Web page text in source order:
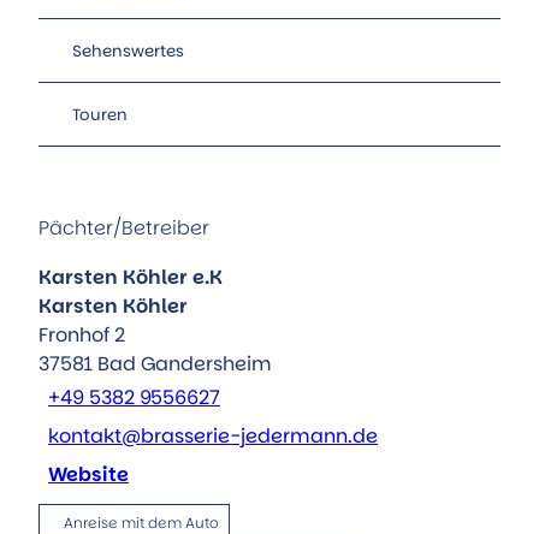
Sehenswertes
Touren
Pächter/Betreiber
Karsten Köhler e.K
Karsten Köhler
Fronhof 2
37581 Bad Gandersheim
+49 5382 9556627
kontakt@brasserie-jedermann.de
Website
Anreise mit dem Auto